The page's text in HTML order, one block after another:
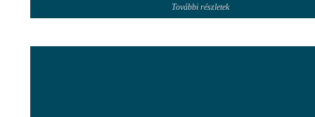
További részletek